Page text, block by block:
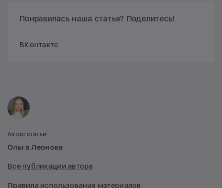
Понравилась наша статья? Поделитесь!
ВКонтакте
Автор статьи:
Ольга Леонова
Все публикации автора
Правила использования материалов